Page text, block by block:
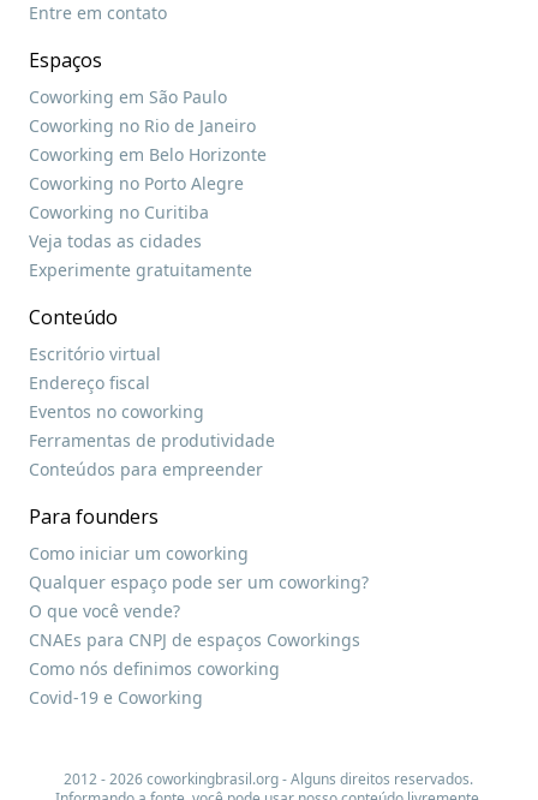
Entre em contato
Espaços
Coworking em São Paulo
Coworking no Rio de Janeiro
Coworking em Belo Horizonte
Coworking no Porto Alegre
Coworking no Curitiba
Veja todas as cidades
Experimente gratuitamente
Conteúdo
Escritório virtual
Endereço fiscal
Eventos no coworking
Ferramentas de produtividade
Conteúdos para empreender
Para founders
Como iniciar um coworking
Qualquer espaço pode ser um coworking?
O que você vende?
CNAEs para CNPJ de espaços Coworkings
Como nós definimos coworking
Covid-19 e Coworking
2012 - 2026 coworkingbrasil.org - Alguns direitos reservados.